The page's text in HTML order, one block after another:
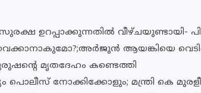
ഉറപ്പാക്കുന്നതിൽ വീഴ്ചയുണ്ടായി-
ആയങ്കിയെ
മൃതദേഹം കണ്ടെത്തി
നോക്കിക്കോളും; മന്ത്രി കെ